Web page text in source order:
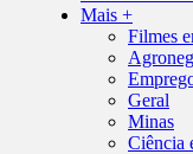
Mais +
Filmes
Geral
Minas
Ciência